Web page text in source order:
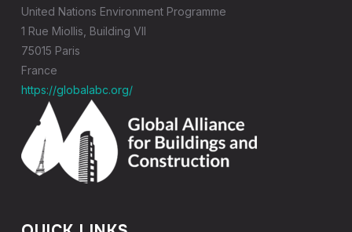
United Nations Environment Programme
1 Rue Miollis, Building VII
75015 Paris
France
https://globalabc.org/